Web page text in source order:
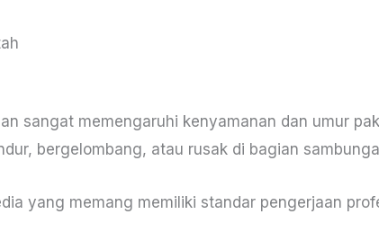
sangat memengaruhi kenyamanan dan umur
bergelombang, atau rusak di bagian
yang memang memiliki standar pengerjaan